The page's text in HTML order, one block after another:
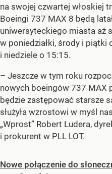
na swojej czwartej włoskiej
Boeingi 737 MAX 8 będą
uniwersyteckiego miasta aż
w poniedziałki, środy i piątki
i niedziele o 15:15.
– Jeszcze w tym roku
nowych boeingów 737 MAX
będzie zastępować starsze
służyła wzrostowi w myśl
„Wprost” Robert Ludera,
i prokurent w PLL LOT.
Nowe połączenie do